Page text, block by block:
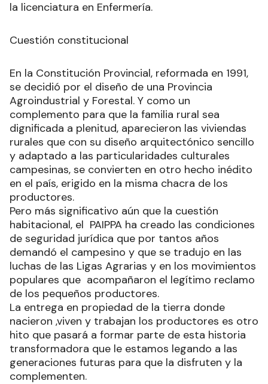
la licenciatura en Enfermería.
Cuestión constitucional
En la Constitución Provincial, reformada en 1991,
se decidió por el diseño de una Provincia
Agroindustrial y Forestal. Y como un
complemento para que la familia rural sea
dignificada a plenitud, aparecieron las viviendas
rurales que con su diseño arquitectónico sencillo
y adaptado a las particularidades culturales
campesinas, se convierten en otro hecho inédito
en el país, erigido en la misma chacra de los
productores.
Pero más significativo aún que la cuestión
habitacional, el PAIPPA ha creado las condiciones
de seguridad jurídica que por tantos años
demandó el campesino y que se tradujo en las
luchas de las Ligas Agrarias y en los movimientos
populares que acompañaron el legítimo reclamo
de los pequeños productores.
La entrega en propiedad de la tierra donde
nacieron ,viven y trabajan los productores es otro
hito que pasará a formar parte de esta historia
transformadora que le estamos legando a las
generaciones futuras para que la disfruten y la
complementen.